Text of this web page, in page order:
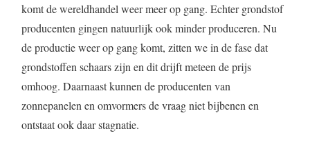
komt de wereldhandel weer meer op gang. Echter grondstof
producenten gingen natuurlijk ook minder produceren. Nu
de productie weer op gang komt, zitten we in de fase dat
grondstoffen schaars zijn en dit drijft meteen de prijs
omhoog. Daarnaast kunnen de producenten van
zonnepanelen en omvormers de vraag niet bijbenen en
ontstaat ook daar stagnatie.